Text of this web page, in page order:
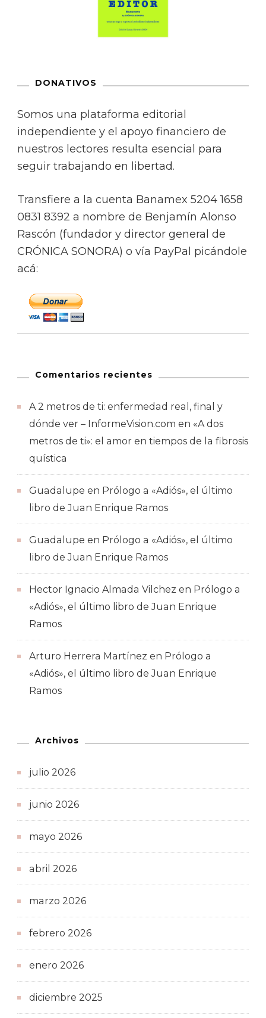
DONATIVOS
Somos una plataforma editorial
independiente y el apoyo financiero de
nuestros lectores resulta esencial para
seguir trabajando en libertad.
Transfiere a la cuenta Banamex 5204 1658
0831 8392 a nombre de Benjamín Alonso
Rascón (fundador y director general de
CRÓNICA SONORA) o vía PayPal picándole
acá:
Comentarios recientes
A 2 metros de ti: enfermedad real, final y
dónde ver – InformeVision.com en «A dos
metros de ti»: el amor en tiempos de la fibrosis
quística
Guadalupe en Prólogo a «Adiós», el último
libro de Juan Enrique Ramos
Guadalupe en Prólogo a «Adiós», el último
libro de Juan Enrique Ramos
Hector Ignacio Almada Vilchez en Prólogo a
«Adiós», el último libro de Juan Enrique
Ramos
Arturo Herrera Martínez en Prólogo a
«Adiós», el último libro de Juan Enrique
Ramos
Archivos
julio 2026
junio 2026
mayo 2026
abril 2026
marzo 2026
febrero 2026
enero 2026
diciembre 2025